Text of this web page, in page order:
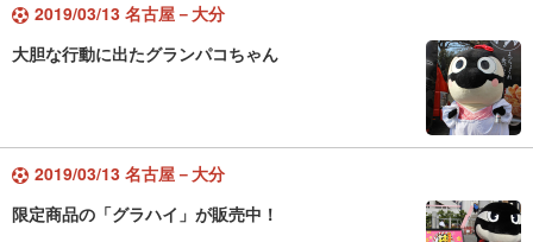
2019/03/13 名古屋－大分
大胆な行動に出たグランパコちゃん
2019/03/13 名古屋－大分
限定商品の「グラハイ」が販売中！